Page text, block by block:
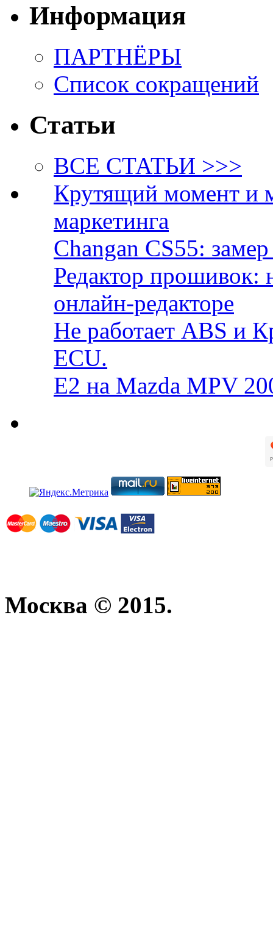
Информация
ПАРТНЁРЫ
Список сокращений
Статьи
ВСЕ СТАТЬИ >>>
Крутящий момент и
маркетинга
Changan CS55:
Редактор прошивок:
онлайн-редакторе
Не работает ABS и
ECU.
E2 на Mazda MPV
Москва © 2015.